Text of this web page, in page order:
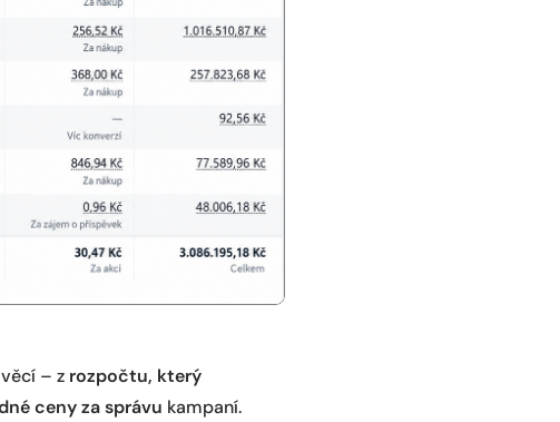
– z rozpočtu, který
ceny za správu kampaní.